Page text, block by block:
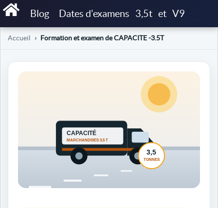
Blog Dates d'examens 3,5t et V9
Accueil Formation et examen de CAPACITE -3.5T